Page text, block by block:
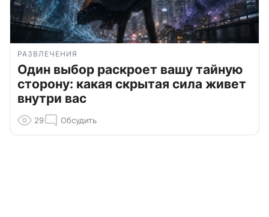
РАЗВЛЕЧЕНИЯ
Один выбор раскроет вашу тайную
сторону: какая скрытая сила живет
внутри вас
29 Обсудить